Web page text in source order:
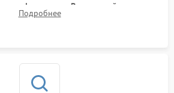
трансформатора. Визуальный поиск
и прогаров на печатной плате.
Подробнее